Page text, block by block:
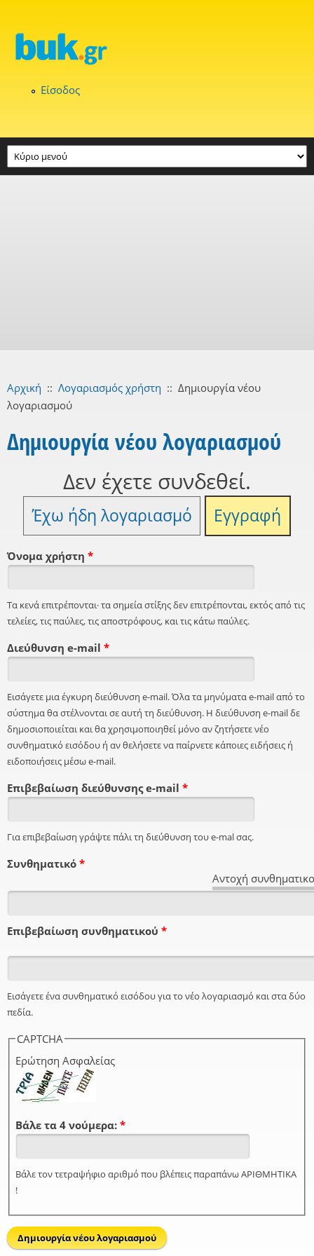
Είσοδος
Αρχική :: Λογαριασμός χρήστη :: Δημιουργία νέου
λογαριασμού
Δημιουργία νέου λογαριασμού
Δεν έχετε συνδεθεί.
Έχω ήδη λογαριασμό Εγγραφή
Όνομα χρήστη *
Τα κενά επιτρέπονται· τα σημεία στίξης δεν επιτρέπονται, εκτός από τις
τελείες, τις παύλες, τις αποστρόφους, και τις κάτω παύλες.
Διεύθυνση e-mail *
Εισάγετε μια έγκυρη διεύθυνση e-mail. Όλα τα μηνύματα e-mail από το
σύστημα θα στέλνονται σε αυτή τη διεύθυνση. Η διεύθυνση e-mail δε
δημοσιοποιείται και θα χρησιμοποιηθεί μόνο αν ζητήσετε νέο
συνθηματικό εισόδου ή αν θελήσετε να παίρνετε κάποιες ειδήσεις ή
ειδοποιήσεις μέσω e-mail.
Επιβεβαίωση διεύθυνσης e-mail *
Για επιβεβαίωση γράψτε πάλι τη διεύθυνση του e-mal σας.
Αντοχή
Συνθηματικό *
Επιβεβαίωση συνθηματικού *
Εισάγετε ένα συνθηματικό εισόδου για το νέο λογαριασμό και στα δύο
πεδία.
CAPTCHA
Ερώτηση Ασφαλείας
Βάλε τα 4 νούμερα: *
Βάλε τον τετραψήφιο αριθμό που βλέπεις παραπάνω ΑΡΙΘΜΗΤΙΚΑ
!